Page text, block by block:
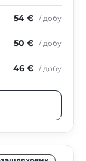
54 € / добу
50 € / добу
46 € / добу